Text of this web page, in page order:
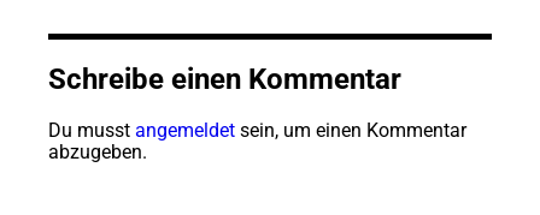
Schreibe einen Kommentar
Du musst angemeldet sein, um einen Kommentar
abzugeben.